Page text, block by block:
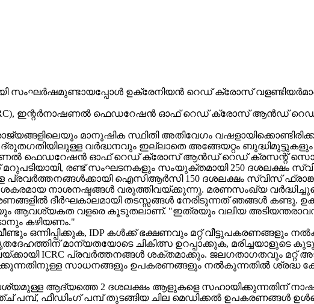
സംഘർഷമുണ്ടായപ്പോൾ ഉക്രേനിയൻ റെഡ് ക്രോസ്
ഇന്റർനാഷണൽ ഫെഡറേഷൻ ഓഫ് റെഡ് ക്രോസ് ആൻഡ്
മാനുഷിക സ്ഥിതി അതിവേഗം
വർദ്ധനവും ഇല്ലാതെ അങ്ങേയറ്റം
ഫെഡറേഷൻ ഓഫ് റെഡ് ക്രോസ് ആൻഡ് റെഡ് ക്രസന്റ്
രണ്ട് സംഘടനകളും സംയുക്തമായി 250 ദശലക്ഷം
ഐസിആർസി 150 ദശലക്ഷം സ്വിസ്
നാശനഷ്ടങ്ങൾ വരുത്തിവയ്ക്കുന്നു. മരണസംഖ്യ
ദീർഘകാലമായി തടസ്സങ്ങൾ നേരിടുന്നത് ഞങ്ങൾ കണ്ടു.
ആവശ്യകത വളരെ കൂടുതലാണ്. "ഇത്രയും വലിയ
കഴിയണം."
ഒന്നിപ്പിക്കുക, IDP കൾക്ക് ഭക്ഷണവും മറ്റ് വീട്ടുപകരണങ്ങളും
മാന്യതയോടെ ചികിത്സ ഉറപ്പാക്കുക, മരിച്ചയാളുടെ
ICRC പ്രവർത്തനങ്ങൾ ശക്തമാക്കും. ജലഗതാഗതവും
സാധനങ്ങളും ഉപകരണങ്ങളും നൽകുന്നതിൽ ശ്രദ്ധ
ആദ്യത്തെ 2 ദശലക്ഷം ആളുകളെ സഹായിക്കുന്നതിന്
ഫീഡിംഗ് പമ്പ് തുടങ്ങിയ ചില മെഡിക്കൽ ഉപകരണങ്ങൾ